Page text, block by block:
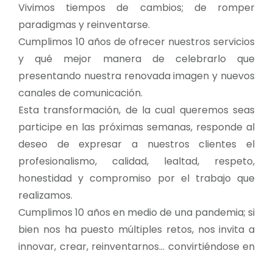
Vivimos tiempos de cambios; de romper
paradigmas y reinventarse.
Cumplimos 10 años de ofrecer nuestros servicios
y qué mejor manera de celebrarlo que
presentando nuestra renovada imagen y nuevos
canales de comunicación.
Esta transformación, de la cual queremos seas
participe en las próximas semanas, responde al
deseo de expresar a nuestros clientes el
profesionalismo, calidad, lealtad, respeto,
honestidad y compromiso por el trabajo que
realizamos.
Cumplimos 10 años en medio de una pandemia; si
bien nos ha puesto múltiples retos, nos invita a
innovar, crear, reinventarnos… convirtiéndose en